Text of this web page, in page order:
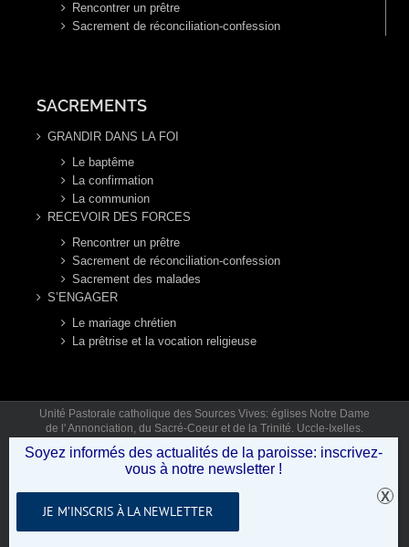
Rencontrer un prêtre
Sacrement de réconciliation-confession
SACREMENTS
GRANDIR DANS LA FOI
Le baptême
La confirmation
La communion
RECEVOIR DES FORCES
Rencontrer un prêtre
Sacrement de réconciliation-confession
Sacrement des malades
S’ENGAGER
Le mariage chrétien
La prêtrise et la vocation religieuse
Unité Pastorale catholique des Sources Vives: églises Notre Dame
de l' Annonciation, du Sacré-Coeur et de la Trinité. Uccle-Ixelles.
Mail: secretariat.sourcesvives@gmail.com Tél: 02 346 92 12 (lun,
mar, jeu, ven 9h30-12h30) © Copyright 2019 - Unité Pastorale des
Sources Vives .
Facebook
Soyez informés des actualités de la paroisse: inscrivez-
vous à notre newsletter !
JE M’INSCRIS À LA NEWLETTER